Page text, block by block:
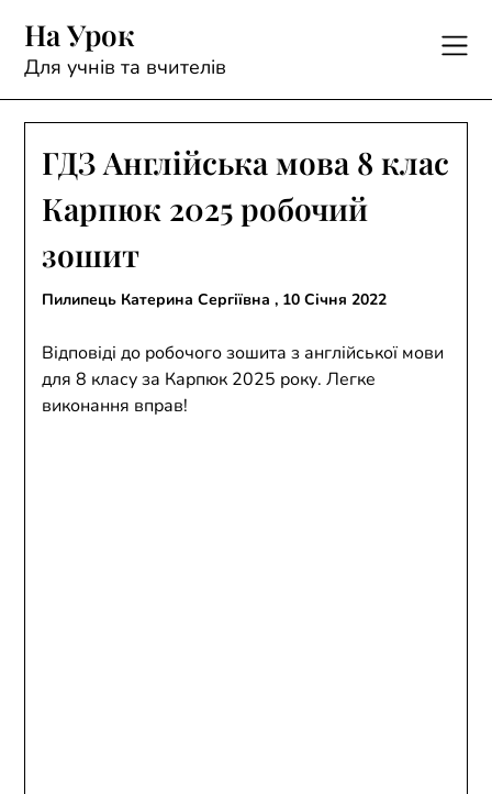
content
На Урок
Для учнів та вчителів
ГДЗ Англійська мова 8 клас
Карпюк 2025 робочий
зошит
Пилипець Катерина Сергіївна , 10 Січня 2022
Відповіді до робочого зошита з англійської мови
для 8 класу за Карпюк 2025 року. Легке
виконання вправ!